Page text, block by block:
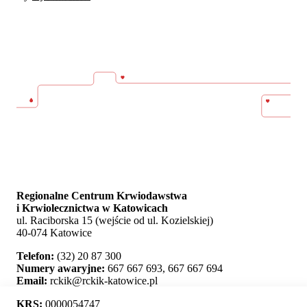
Regionalne Centrum Krwiodawstwa
i Krwiolecznictwa w Katowicach
ul. Raciborska 15 (wejście od ul. Kozielskiej)
40-074 Katowice
Telefon: (32) 20 87 300
Numery awaryjne: 667 667 693, 667 667 694
Email: rckik@rckik-katowice.pl
KRS: 0000054747